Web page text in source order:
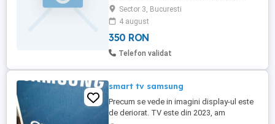
clara si fara defecte de rezolutie, non-
smart
Sector 3, Bucuresti
4 august
350 RON
Telefon validat
smart tv samsung
Precum se vede in imagini display-ul este
de deriorat. TV este din 2023, am